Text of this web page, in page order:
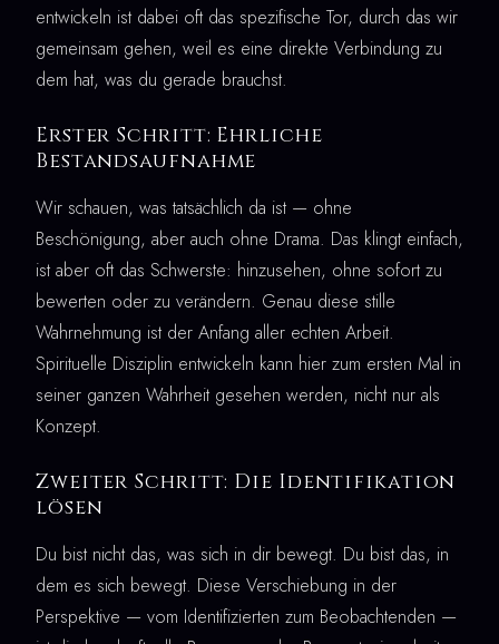
entwickeln ist dabei oft das spezifische Tor, durch das wir
gemeinsam gehen, weil es eine direkte Verbindung zu
dem hat, was du gerade brauchst.
Erster Schritt: Ehrliche
Bestandsaufnahme
Wir schauen, was tatsächlich da ist — ohne
Beschönigung, aber auch ohne Drama. Das klingt einfach,
ist aber oft das Schwerste: hinzusehen, ohne sofort zu
bewerten oder zu verändern. Genau diese stille
Wahrnehmung ist der Anfang aller echten Arbeit.
Spirituelle Disziplin entwickeln kann hier zum ersten Mal in
seiner ganzen Wahrheit gesehen werden, nicht nur als
Konzept.
Zweiter Schritt: Die Identifikation
lösen
Du bist nicht das, was sich in dir bewegt. Du bist das, in
dem es sich bewegt. Diese Verschiebung in der
Perspektive — vom Identifizierten zum Beobachtenden —